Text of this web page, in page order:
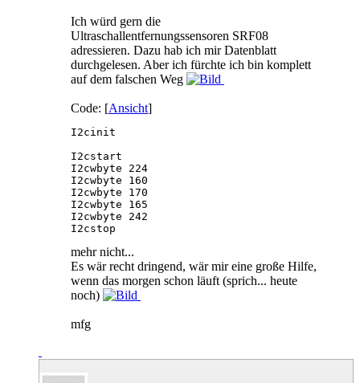
Ich würd gern die
Ultraschallentfernungssensoren SRF08
adressieren. Dazu hab ich mir Datenblatt
durchgelesen. Aber ich fürchte ich bin komplett
auf dem falschen Weg
Code: [Ansicht]
I2cinit
I2cstart
I2cwbyte 224
I2cwbyte 160
I2cwbyte 170
I2cwbyte 165
I2cwbyte 242
I2cstop
mehr nicht...
Es wär recht dringend, wär mir eine große Hilfe,
wenn das morgen schon läuft (sprich... heute
noch)
mfg